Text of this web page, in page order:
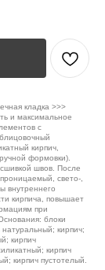
кладка >>>
и максимальное
с
кирпич,
формовки).
швов. После
свето-,
внутреннего
кирпича, повышает
при
блоки
кирпич;
кирпич
кирпич
кирпич пустотелый.